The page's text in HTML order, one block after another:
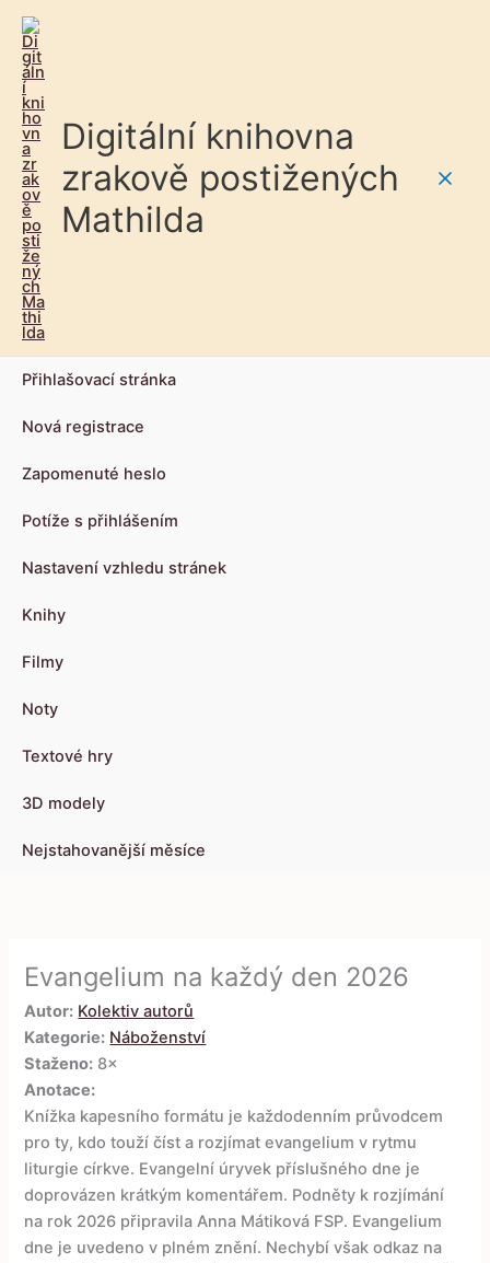
Digitální knihovna
zrakově postižených
Mathilda
Přihlašovací stránka
Nová registrace
Zapomenuté heslo
Potíže s přihlášením
Nastavení vzhledu stránek
Knihy
Filmy
Noty
Textové hry
3D modely
Nejstahovanější měsíce
Evangelium na každý den 2026
Autor: Kolektiv autorů
Kategorie: Náboženství
Staženo: 8×
Anotace:
Knížka kapesního formátu je každodenním průvodcem
pro ty, kdo touží číst a rozjímat evangelium v rytmu
liturgie církve. Evangelní úryvek příslušného dne je
doprovázen krátkým komentářem. Podněty k rozjímání
na rok 2026 připravila Anna Mátiková FSP. Evangelium
dne je uvedeno v plném znění. Nechybí však odkaz na